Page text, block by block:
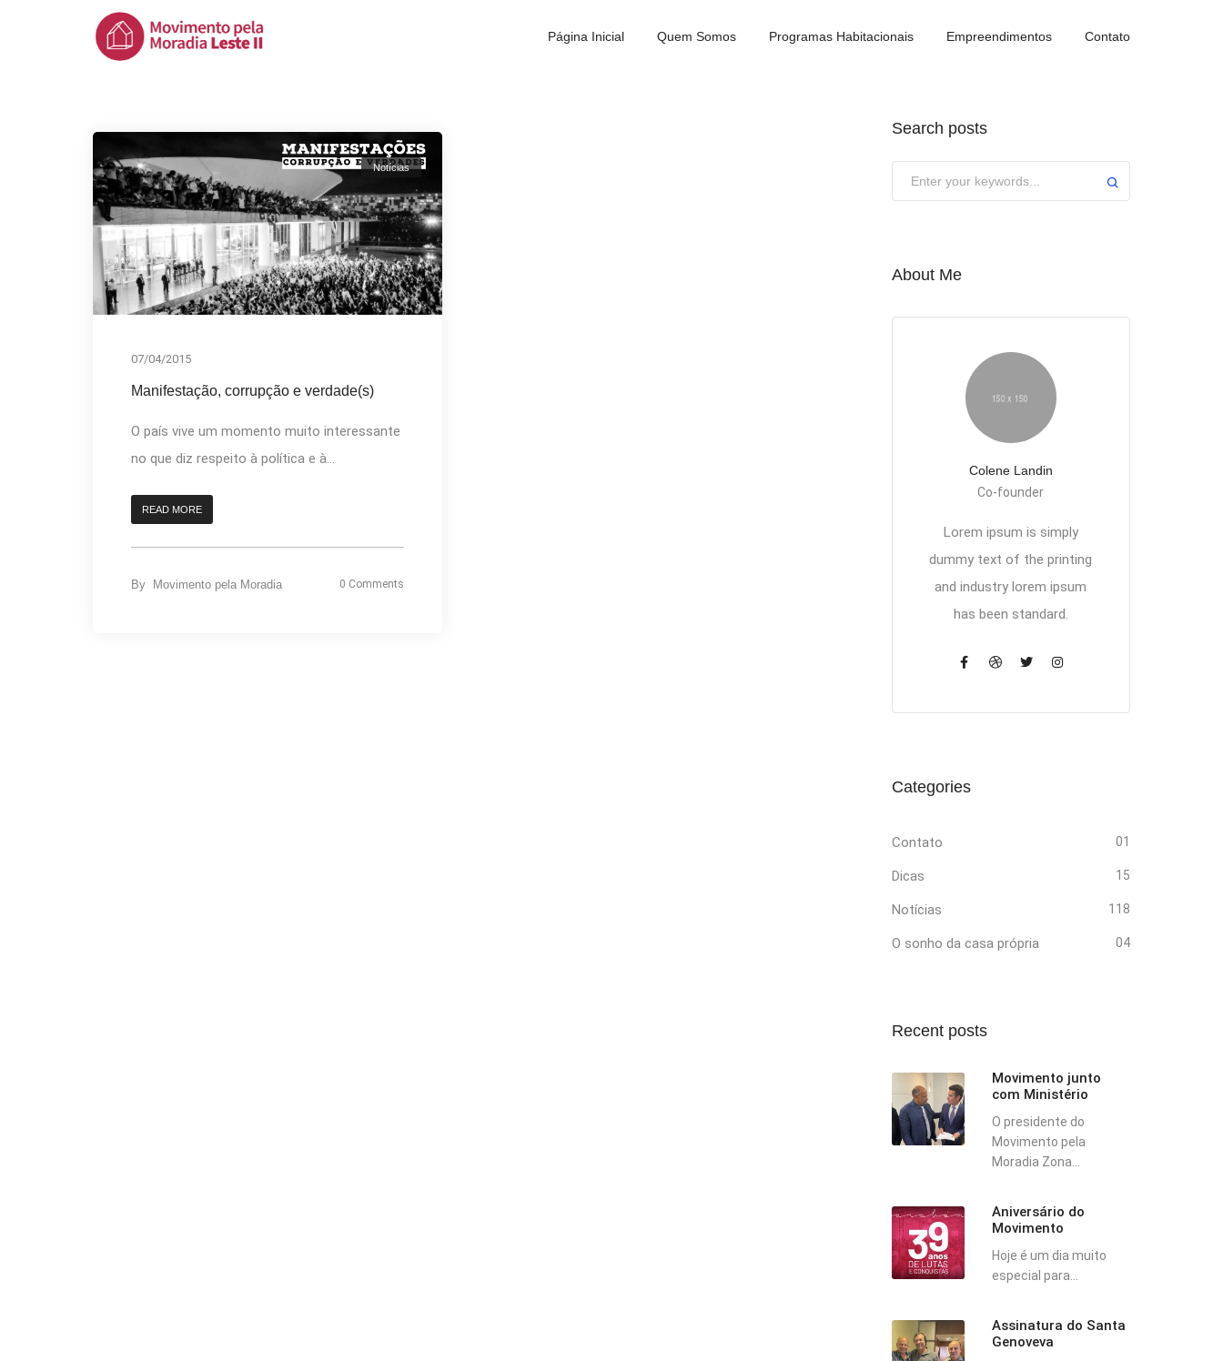
Página Inicial Quem Somos Programas Habitacionais Empreendimentos Contato
Notícias
07/04/2015
Manifestação, corrupção e verdade(s)
O país vive um momento muito interessante
no que diz respeito à política e à...
READ MORE
By Movimento pela Moradia 0 Comments
Search posts
About Me
Colene Landin
Co-founder
Lorem ipsum is simply
dummy text of the printing
and industry lorem ipsum
has been standard.
Categories
Contato 01
Dicas 15
Notícias 118
O sonho da casa própria 04
Recent posts
Movimento junto
com Ministério
O presidente do
Movimento pela
Moradia Zona...
Aniversário do
Movimento
Hoje é um dia muito
especial para...
Assinatura do Santa
Genoveva